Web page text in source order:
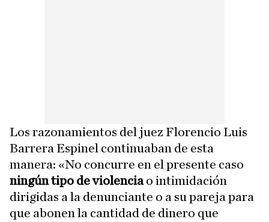
Los razonamientos del juez Florencio Luis
Barrera Espinel continuaban de esta
manera: «No concurre en el presente caso
ningún tipo de violenciao intimidación
dirigidas a la denunciante o a su pareja para
que abonen la cantidad de dinero que